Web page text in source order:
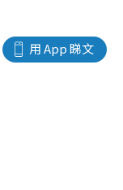
用 App 睇文